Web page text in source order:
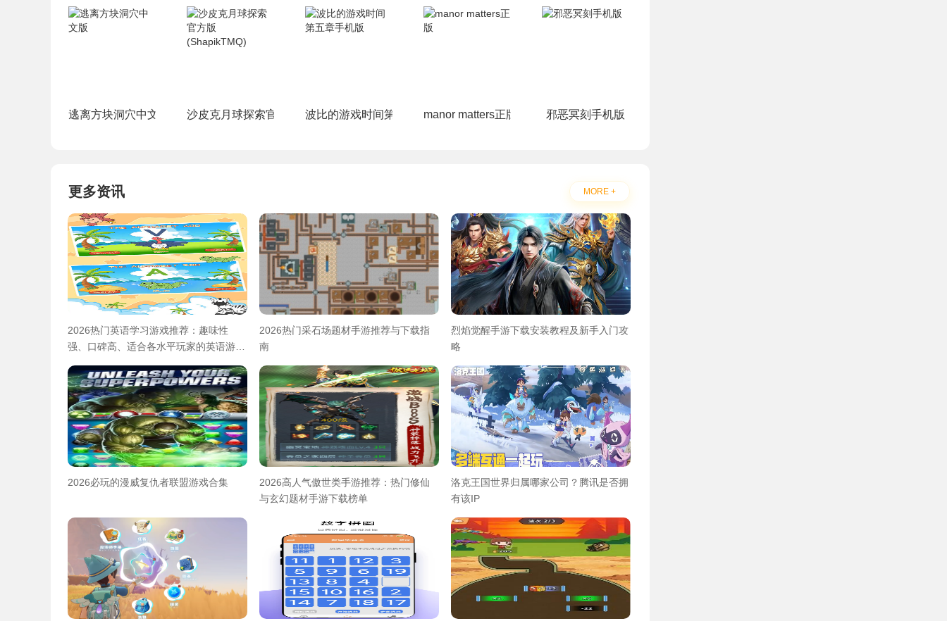
逃离方块洞穴中文版 沙皮克月球探索官方版(ShapikTMQ)波比的游戏时间第五章手机版manor matters正版 邪恶冥刻手机版
更多资讯 MORE +
2026热门英语学习游戏推荐：趣味性
强、口碑高、适合各水平玩家的英语游戏
2026热门采石场题材手游推荐与下载指
南
烈焰觉醒手游下载安装教程及新手入门攻
略
2026必玩的漫威复仇者联盟游戏合集
2026高人气傲世类手游推荐：热门修仙
与玄幻题材手游下载榜单
洛克王国世界归属哪家公司？腾讯是否拥
有该IP